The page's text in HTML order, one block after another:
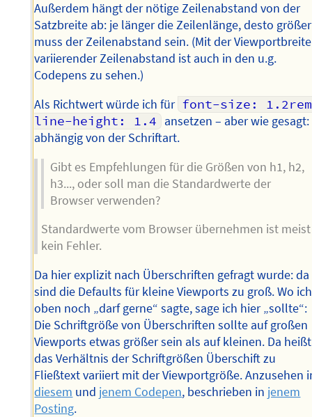
Außerdem hängt der nötige Zeilenabstand von der
Satzbreite ab: je länger die Zeilenlänge, desto größer
muss der Zeilenabstand sein. (Mit der Viewportbreite
variierender Zeilenabstand ist auch in den u.g.
Codepens zu sehen.)
Als Richtwert würde ich für font-size:
line-height: 1.4 ansetzen – aber wie gesagt:
abhängig von der Schriftart.
Gibt es Empfehlungen für die Größen von h1, h2,
h3..., oder soll man die Standardwerte der
Browser verwenden?
Standardwerte vom Browser übernehmen ist meist
kein Fehler.
Da hier explizit nach Überschriften gefragt wurde: da
sind die Defaults für kleine Viewports zu groß. Wo ich
oben noch „darf gerne“ sagte, sage ich hier „sollte“:
Die Schriftgröße von Überschriften sollte auf großen
Viewports etwas größer sein als auf kleinen. Da
das Verhältnis der Schriftgrößen Überschift zu
Fließtext variiert mit der Viewportgröße. Anzusehen
diesem und jenem Codepen, beschrieben in jenem
Posting.